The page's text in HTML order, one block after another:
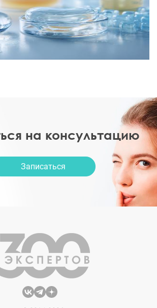
на консультацию
Записаться